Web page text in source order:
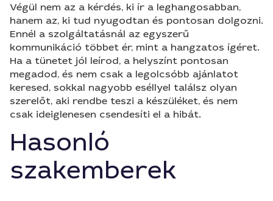
Végül nem az a kérdés, ki ír a leghangosabban,
hanem az, ki tud nyugodtan és pontosan dolgozni.
Ennél a szolgáltatásnál az egyszerű
kommunikáció többet ér, mint a hangzatos ígéret.
Ha a tünetet jól leírod, a helyszínt pontosan
megadod, és nem csak a legolcsóbb ajánlatot
keresed, sokkal nagyobb eséllyel találsz olyan
szerelőt, aki rendbe teszi a készüléket, és nem
csak ideiglenesen csendesíti el a hibát.
Hasonló
szakemberek